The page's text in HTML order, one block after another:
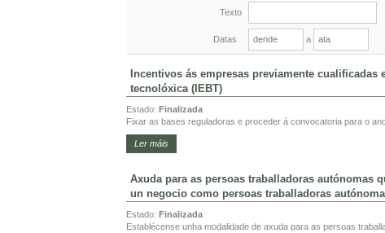
Texto
Datas a
Incentivos ás empresas previamente
tecnolóxica (IEBT)
Estado: Finalizada
Fixar as bases reguladoras e proceder á convocatoria para o
Ler máis
Axuda para as persoas traballadoras autónomas
un negocio como persoas traballadoras
Estado: Finalizada
Establécense unha modalidade de axuda para as persoas